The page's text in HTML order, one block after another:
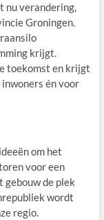
nu verandering,
Groningen.
krijgt.
toekomst en krijgt
én voor
om het
voor een
gebouw de plek
wordt
regio.